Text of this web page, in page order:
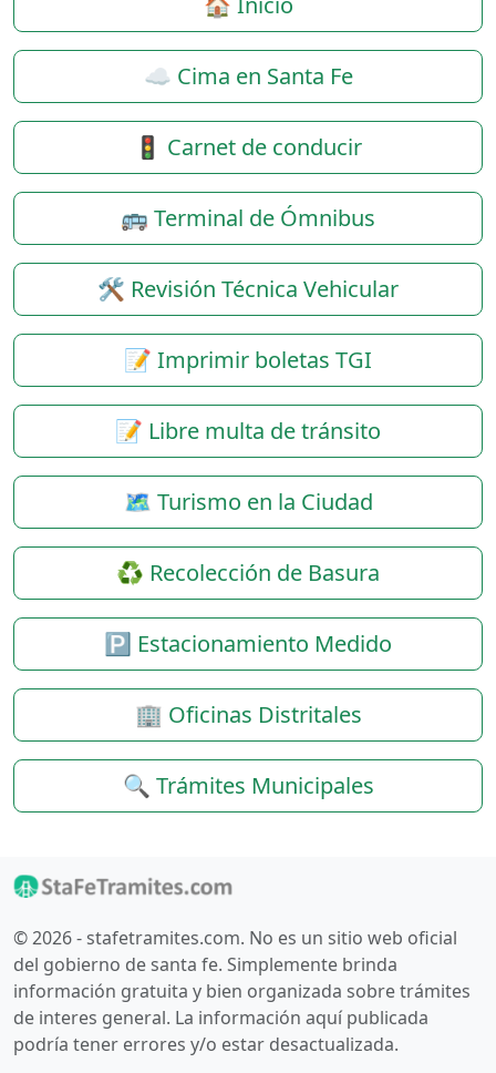
☁️ Cima en Santa Fe
🚦 Carnet de conducir
🚌 Terminal de Ómnibus
🛠️ Revisión Técnica Vehicular
📝 Imprimir boletas TGI
📝 Libre multa de tránsito
🗺️ Turismo en la Ciudad
♻️ Recolección de Basura
🅿️ Estacionamiento Medido
🏢 Oficinas Distritales
🔍 Trámites Municipales
© 2026 - stafetramites.com. No es un sitio web oficial
del gobierno de santa fe. Simplemente brinda
información gratuita y bien organizada sobre trámites
de interes general. La información aquí publicada
podría tener errores y/o estar desactualizada.